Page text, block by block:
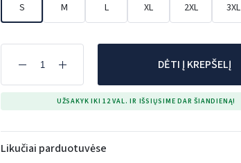
S M L XL 2XL 3XL
DĖTI Į KREPŠELĮ
UŽSAKYK IKI 12 VAL. IR IŠSIŲSIME DAR ŠIANDIENĄ!
Likučiai parduotuvėse